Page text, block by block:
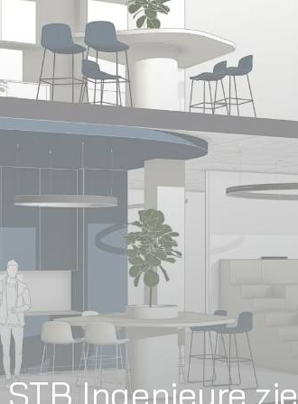
STB Ingenieure
Kranhaus am
Bremen
19. August 2025